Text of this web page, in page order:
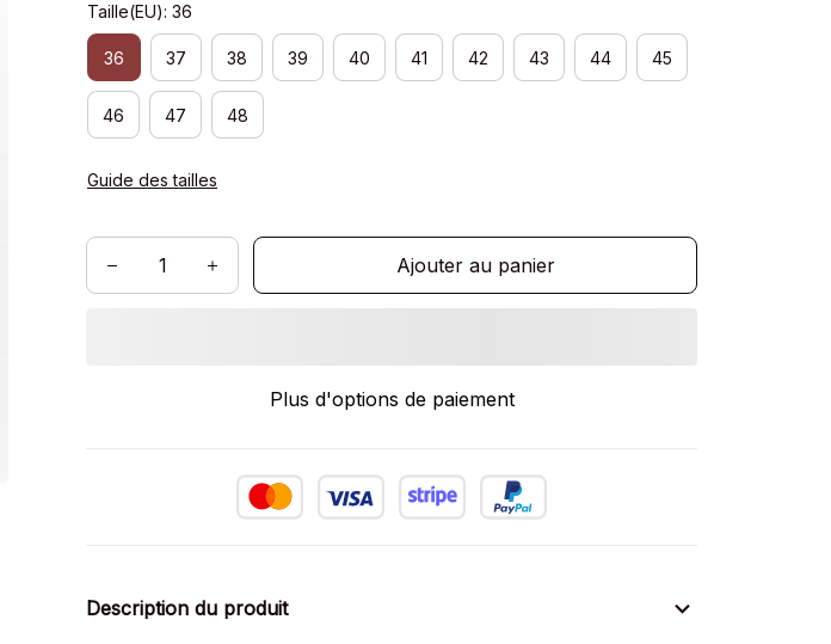
Taille(EU): 36
36 37 38 39 40 41 42 43 44 45
46 47 48
Guide des tailles
Ajouter au panier
Plus d'options de paiement
Description du produit